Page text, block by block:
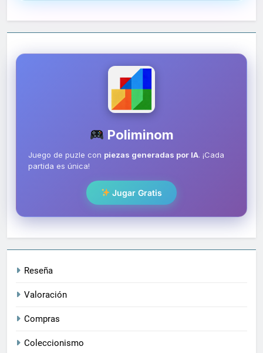
Poliminom
Juego de puzle con piezas generadas por IA. ¡Cada
partida es única!
Jugar Gratis
Reseña
Valoración
Compras
Coleccionismo